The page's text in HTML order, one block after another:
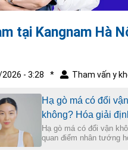
tại Kangnam Hà
- 3:28 * Tham vấn y
Hạ gò má có đổi vận
không? Hóa giải
sát phu bằng khoa
chỉnh hình xương
Hạ gò má có đổi vận
quan điểm nhân tướng